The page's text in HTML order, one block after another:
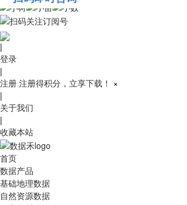
010-53689091
|
登录
|
注册 注册得积分，立享下载！ ×
|
关于我们
|
收藏本站
首页
数据产品
基础地理数据
自然资源数据